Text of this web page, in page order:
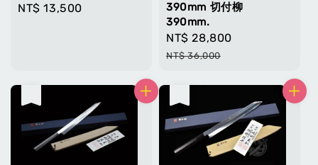
Regular
NT$ 13,500
390mm 切付柳
390mm.
Sale
price
NT$ 28,800
NT$ 36,000